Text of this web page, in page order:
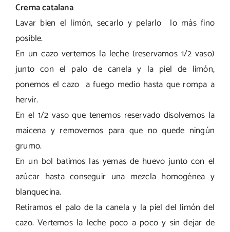
Crema catalana
Lavar bien el limón, secarlo y pelarlo lo más fino
posible.
En un cazo vertemos la leche (reservamos 1/2 vaso)
junto con el palo de canela y la piel de limón,
ponemos el cazo a fuego medio hasta que rompa a
hervir.
En el 1/2 vaso que tenemos reservado disolvemos la
maicena y removemos para que no quede ningún
grumo.
En un bol batimos las yemas de huevo junto con el
azúcar hasta conseguir una mezcla homogénea y
blanquecina.
Retiramos el palo de la canela y la piel del limón del
cazo. Vertemos la leche poco a poco y sin dejar de